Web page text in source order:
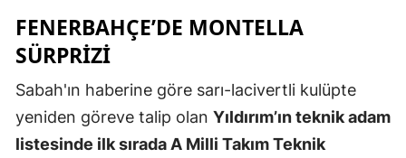
Giresun
Gümüşhane
FENERBAHÇE’DE MONTELLA
SÜRPRIZI
Sabah'ın haberine göre sarı-lacivertli kulüpte
yeniden göreve talip olan Yıldırım’ın teknik adam
listesinde ilk sırada A Milli Takım Teknik